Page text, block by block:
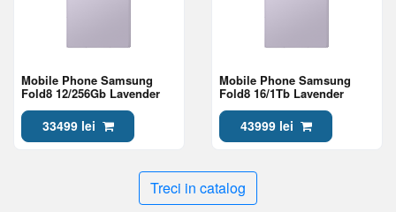
Mobile Phone Samsung
Fold8 12/256Gb Lavender
33499 lei
Mobile Phone Samsung
Fold8 16/1Tb Lavender
43999 lei
Treci in catalog